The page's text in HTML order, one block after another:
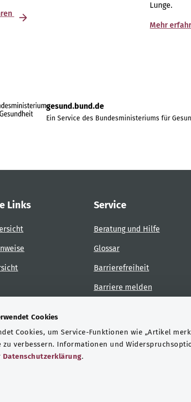
Cookies
Cookies, um Service-Funktionen wie „Artikel
zu verbessern. Informationen und
Datenschutzerklärung.
Lunge.
Mehr
gesund.bund.de
Ein Service des Bundesministeriums für
Links Service
Beratung und Hilfe
Glossar
Barrierefreiheit
Barriere melden